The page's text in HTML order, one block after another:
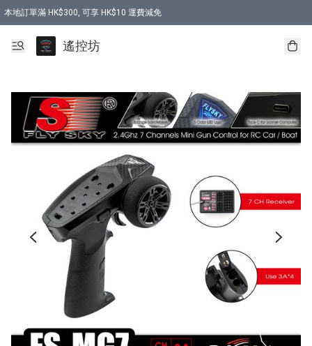
本地訂單滿 HK$300, 可享 HK$10 運費減免
購買 7.6V 6500mah 70C 電池 送 7.6V USB充電器
遙控坊